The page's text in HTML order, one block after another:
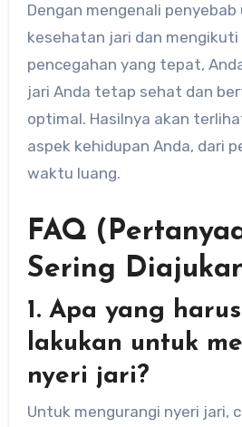
Dengan mengenali penyebab
kesehatan jari dan
pencegahan yang tepat,
jari Anda tetap sehat dan
optimal. Hasilnya akan
aspek kehidupan Anda, dari
waktu luang.
FAQ
Sering
1. Apa yang
lakukan untuk
nyeri jari?
Untuk mengurangi nyeri jari,